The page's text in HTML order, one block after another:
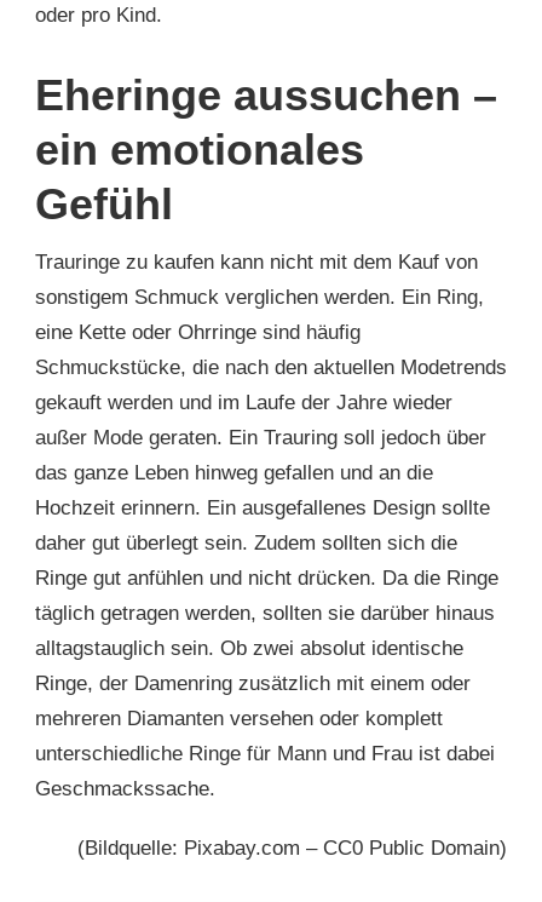
oder pro Kind.
Eheringe aussuchen –
ein emotionales
Gefühl
Trauringe zu kaufen kann nicht mit dem Kauf von
sonstigem Schmuck verglichen werden. Ein Ring,
eine Kette oder Ohrringe sind häufig
Schmuckstücke, die nach den aktuellen Modetrends
gekauft werden und im Laufe der Jahre wieder
außer Mode geraten. Ein Trauring soll jedoch über
das ganze Leben hinweg gefallen und an die
Hochzeit erinnern. Ein ausgefallenes Design sollte
daher gut überlegt sein. Zudem sollten sich die
Ringe gut anfühlen und nicht drücken. Da die Ringe
täglich getragen werden, sollten sie darüber hinaus
alltagstauglich sein. Ob zwei absolut identische
Ringe, der Damenring zusätzlich mit einem oder
mehreren Diamanten versehen oder komplett
unterschiedliche Ringe für Mann und Frau ist dabei
Geschmackssache.
(Bildquelle: Pixabay.com – CC0 Public Domain)